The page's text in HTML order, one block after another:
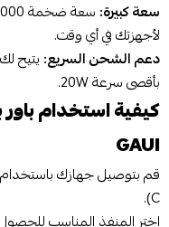
سعة كبيرة:
لأجهزتك في أي وقت.
دعم الشحن السريع: يتيح لك
بأقصى سرعة 20W.
GAUI
C).
اختر المنفذ المناسب